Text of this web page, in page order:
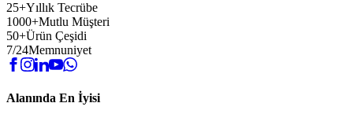
25+Yıllık Tecrübe
1000+Mutlu Müşteri
50+Ürün Çeşidi
7/24Memnuniyet
Alanında En İyisi